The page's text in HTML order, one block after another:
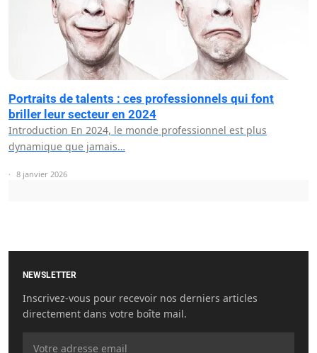
Portraits de talents : ces professionnels qui font
briller leur secteur en 2024
Introduction En 2024, le monde professionnel est plus
dynamique que jamais…
8 janvier 2026
NEWSLETTER
Inscrivez-vous pour recevoir nos derniers articles
directement dans votre boîte mail.